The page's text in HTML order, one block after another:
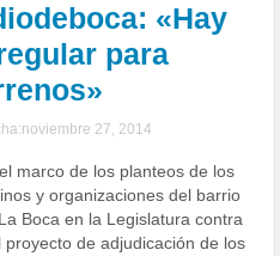
«Hay
para
27, 2014
marco de los planteos de los
y organizaciones del barrio
Boca en la Legislatura contra
proyecto de adjudicación de los